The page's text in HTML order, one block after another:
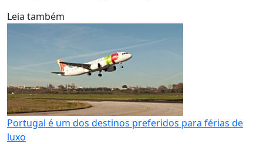
Leia também
Portugal é um dos destinos preferidos para férias de
luxo